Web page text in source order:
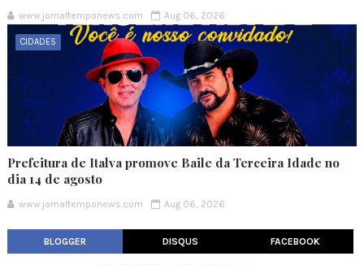
www.jornaltemponews.com Aug 06, 2026
CIDADES
Prefeitura de Italva promove Baile da Terceira Idade no
dia 14 de agosto
www.jornaltemponews.com Aug 06, 2026
BLOGGER DISQUS FACEBOOK